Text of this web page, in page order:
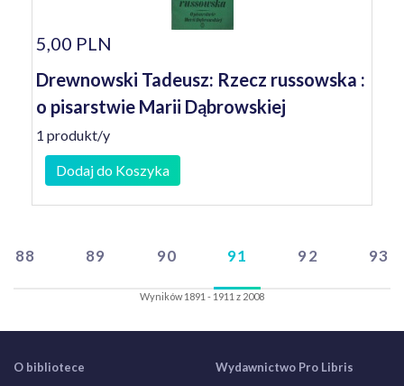
5,00 PLN
Drewnowski Tadeusz: Rzecz russowska :
o pisarstwie Marii Dąbrowskiej
1 produkt/y
Dodaj do Koszyka
88 89 90 91 92 93
Wyników 1891 - 1911 z 2008
O bibliotece
Wydawnictwo Pro Libris